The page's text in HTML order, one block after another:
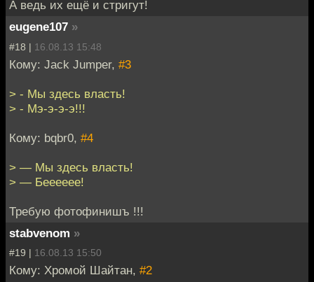
А ведь их ещё и стригут!
eugene107 »
#18 | 16.08.13 15:48
Кому: Jack Jumper, #3
> - Мы здесь власть!
> - Мэ-э-э-э!!!
Кому: bqbr0, #4
> — Мы здесь власть!
> — Бееееее!
Требую фотофинишъ !!!
stabvenom »
#19 | 16.08.13 15:50
Кому: Хромой Шайтан, #2